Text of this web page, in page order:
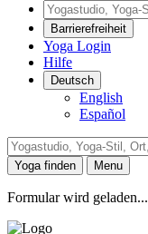
Barrierefreiheit
Yoga Login
Hilfe
Deutsch
English
Español
Yoga finden
Menu
Formular wird geladen...